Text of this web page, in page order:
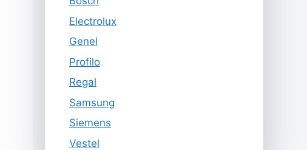
Electrolux
Genel
Profilo
Regal
Samsung
Siemens
Vestel